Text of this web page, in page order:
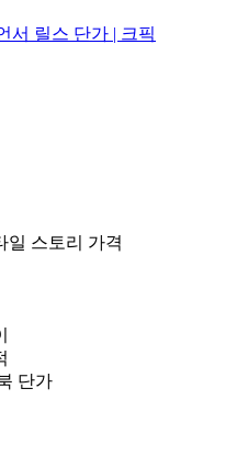
서 릴스 단가 | 크픽
일 스토리 가격
단가